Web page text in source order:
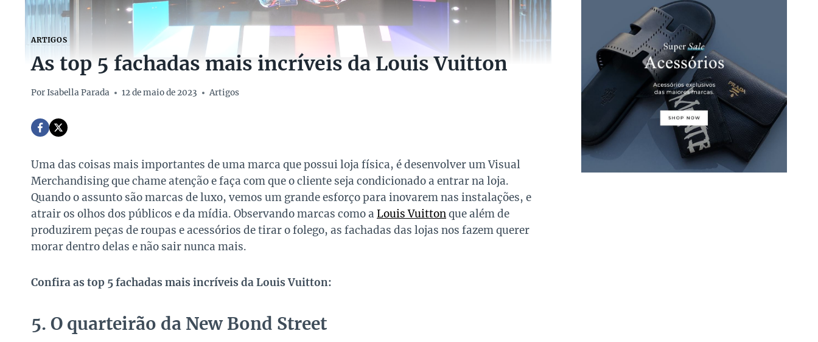
ARTIGOS
As top 5 fachadas mais incríveis da Louis Vuitton
PorIsabella Parada 12 de maio de 2023 Artigos
Uma das coisas mais importantes de uma marca que possui loja física, é desenvolver um Visual
Merchandising que chame atenção e faça com que o cliente seja condicionado a entrar na loja.
Quando o assunto são marcas de luxo, vemos um grande esforço para inovarem nas instalações, e
atrair os olhos dos públicos e da mídia. Observando marcas como a Louis Vuittonque além de
produzirem peças de roupas e acessórios de tirar o folego, as fachadas das lojas nos fazem querer
morar dentro delas e não sair nunca mais.
Confira as top 5 fachadas mais incríveis da Louis Vuitton:
5. O quarteirão da New Bond Street